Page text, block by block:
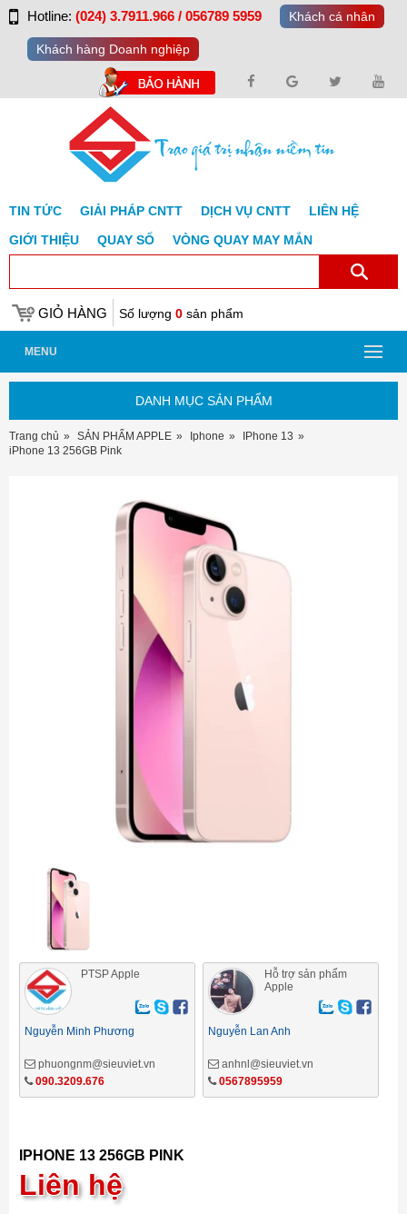
Hotline: (024) 3.7911.966 / 056789 5959 Khách cá nhân
Khách hàng Doanh nghiệp
TIN TỨC GIẢI PHÁP CNTT DỊCH VỤ CNTT
LIÊN HỆ
GIỚI THIỆU
QUAY SỐ VÒNG QUAY MAY MẮN
GIỎ HÀNG Số lượng 0 sản phẩm
MENU
DANH MỤC SẢN PHẨM
Trang chủ SẢN PHẨM APPLE Iphone
IPhone 13
iPhone 13 256GB Pink
PTSP Apple
Nguyễn Minh Phương
phuongnm@sieuviet.vn
090.3209.676
Hỗ trợ sản phẩm
Apple
Nguyễn Lan Anh
anhnl@sieuviet.vn
0567895959
IPHONE 13 256GB PINK
Liên hệ